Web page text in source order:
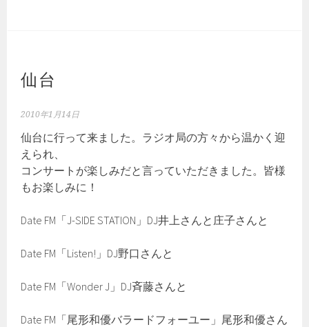
仙台
2010年1月14日
仙台に行って来ました。ラジオ局の方々から温かく迎
えられ、
コンサートが楽しみだと言っていただきました。皆様
もお楽しみに！
Date FM「J-SIDE STATION」DJ井上さんと庄子さんと
Date FM「Listen!」DJ野口さんと
Date FM「Wonder J」DJ斉藤さんと
Date FM「尾形和優バラードフォーユー」尾形和優さん